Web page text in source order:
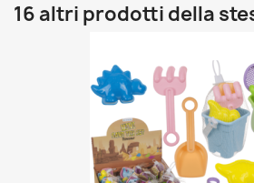
16 altri prodotti della